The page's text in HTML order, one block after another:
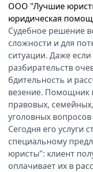
Мода
Театр
Кино
Афиша
Книги
Выставки
Пресс-
релизы
О
Metro
Стримы
ООО "Лучшие
юридическая
Судебное решение
сложности и для
ситуации. Даже
разбирательств
бдительность и
везение. Помощник
правовых,
уголовных
Сегодня его услуги
специальному
юристы": клиент
оплачивает их в